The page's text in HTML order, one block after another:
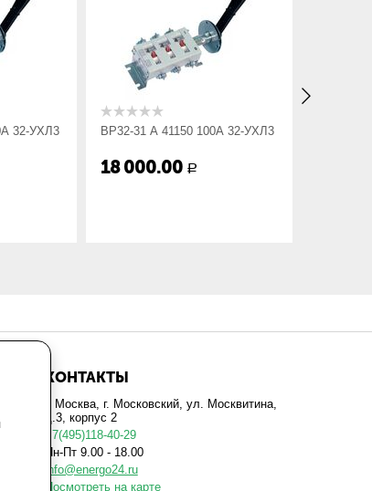
32-УХЛ3 ВР32-31 А 41150 100А 32-УХЛ3
18 000.00 Р
КОНТАКТЫ
г. Москва, г. Московский, ул. Москвитина,
д.3, корпус 2
+7(495)118-40-29
Пн-Пт 9.00 - 18.00
info@energo24.ru
Посмотреть на карте